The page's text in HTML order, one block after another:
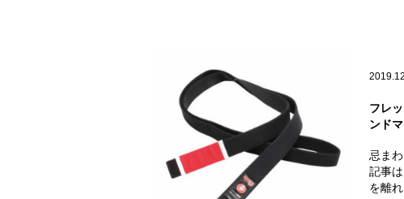
フレ
ンド
忌ま
記事
を離